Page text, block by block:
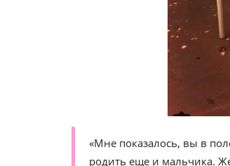
«Мне показалось, вы в
родить еще и мальчика.